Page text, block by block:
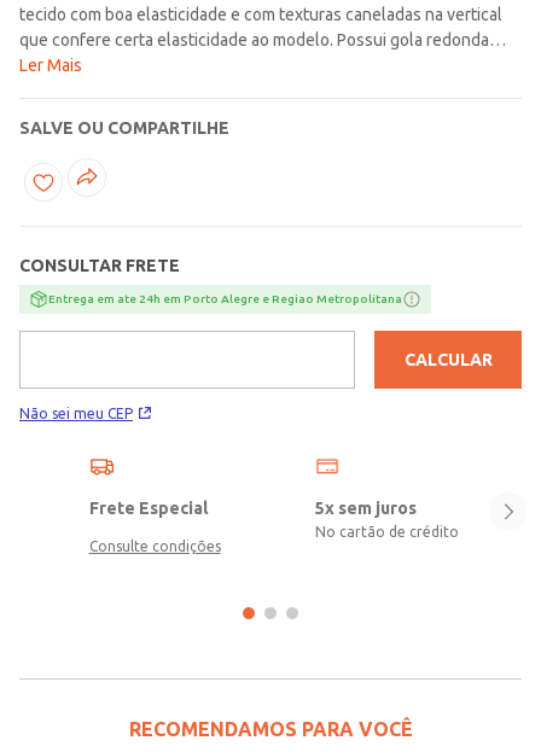
tecido com boa elasticidade e com texturas caneladas na vertical
que confere certa elasticidade ao modelo. Possui gola redonda
com reforço interno que garante maior durabilidade, mangas
parte frontal. A peça que enche o dia das pequenas com alegria e
estilo!\n\nTecido: Malha Canelada\nComposição: 96% poliéster,
04% elastano
Ler Mais
SALVE OU COMPARTILHE
CONSULTAR FRETE
Entrega em ate 24h em Porto Alegre e Regiao Metropolitana
Não sei meu CEP
CALCULAR
Frete Especial
Consulte condições
5x sem juros
No cartão de crédito
RECOMENDAMOS PARA VOCÊ